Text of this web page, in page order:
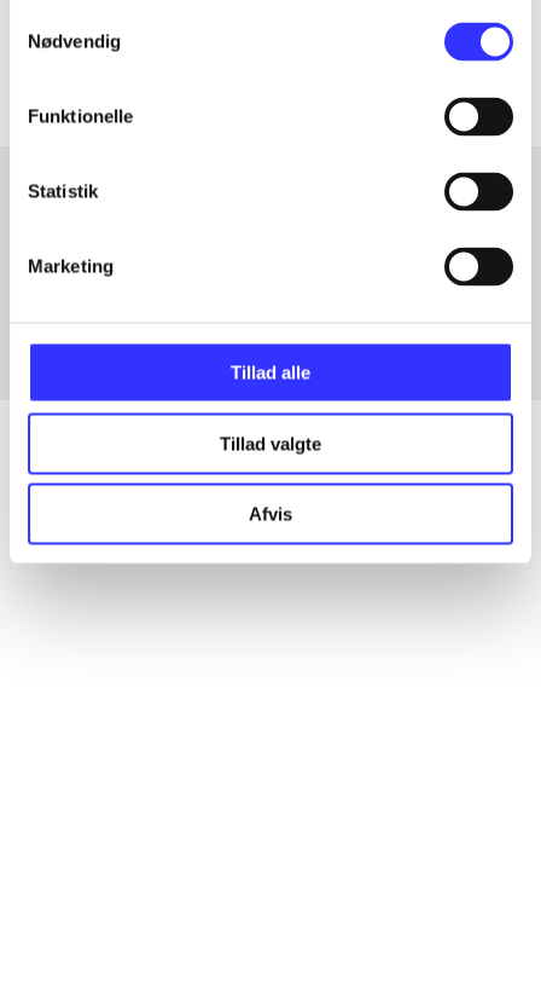
Nødvendig
Funktionelle
Statistik
Marketing
Tillad alle
Tillad valgte
Afvis
Artiklerne i
Fra
Alle registrerede artikler fordelt på udgivelser